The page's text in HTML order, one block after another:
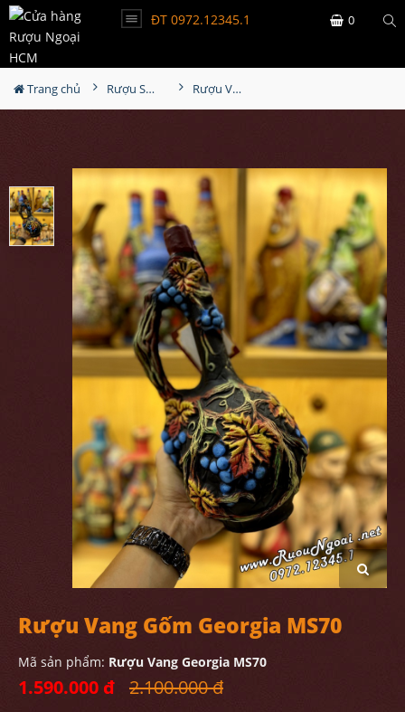
ĐT 0972.12345.1 0
Trang chủ Rượu Sưu Tầm - Nga Rượu Vang Gốm Georgia MS70
Rượu Vang Gốm Georgia MS70
Mã sản phẩm: Rượu Vang Georgia MS70
1.590.000 đ 2.100.000 đ